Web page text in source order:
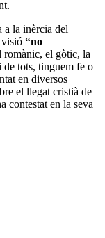
a la inèrcia del
visió “no
romànic, el gòtic, la
tots, tinguem fe o
en diversos
el llegat cristià de
contestat en la seva